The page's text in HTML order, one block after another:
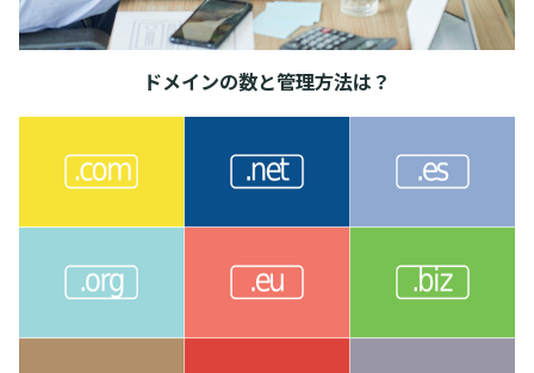
ドメインの数と管理方法は？